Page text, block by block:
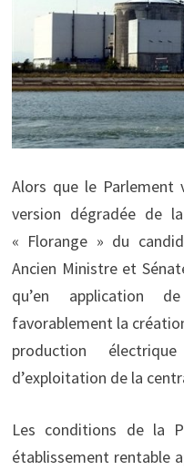
Alors que le
version dégradée de
« Florange » du
Ancien Ministre et
qu’en application
favorablement la
production
d’exploitation de la
Les conditions de la
établissement rentable